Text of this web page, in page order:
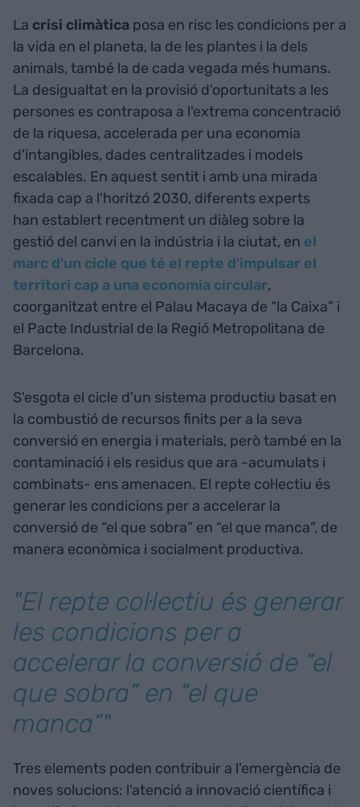
La crisi climàtica posa en risc les condicions per a
la vida en el planeta, la de les plantes i la dels
animals, també la de cada vegada més humans.
La desigualtat en la provisió d'oportunitats a les
persones es contraposa a l'extrema concentració
de la riquesa, accelerada per una economia
d'intangibles, dades centralitzades i models
escalables. En aquest sentit i amb una mirada
fixada cap a l'horitzó 2030, diferents experts
han establert recentment un diàleg sobre la
gestió del canvi en la indústria i la ciutat, en el
marc d'un cicle que té el repte d'impulsar el
territori cap a una economia circular,
coorganitzat entre el Palau Macaya de “la Caixa” i
el Pacte Industrial de la Regió Metropolitana de
Barcelona.
S'esgota el cicle d'un sistema productiu basat en
la combustió de recursos finits per a la seva
conversió en energia i materials, però també en la
contaminació i els residus que ara -acumulats i
combinats- ens amenacen. El repte col·lectiu és
generar les condicions per a accelerar la
conversió de “el que sobra” en “el que manca”, de
manera econòmica i socialment productiva.
"El repte col·lectiu és generar
les condicions per a
accelerar la conversió de “el
que sobra” en “el que
manca”"
Tres elements poden contribuir a l'emergència de
noves solucions: l'atenció a innovació científica i